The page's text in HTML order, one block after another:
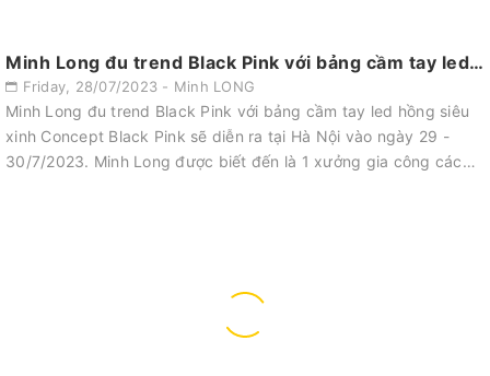
Minh Long đu trend Black Pink với bảng cầm tay led hồng siêu xinh
Friday, 28/07/2023 - Minh LONG
Minh Long đu trend Black Pink với bảng cầm tay led hồng siêu
xinh Concept Black Pink sẽ diễn ra tại Hà Nội vào ngày 29 -
30/7/2023. Minh Long được biết đến là 1 xưởng gia công các